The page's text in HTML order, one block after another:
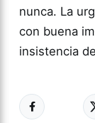
nunca. La
con buena
insistencia
ACTUALIDAD